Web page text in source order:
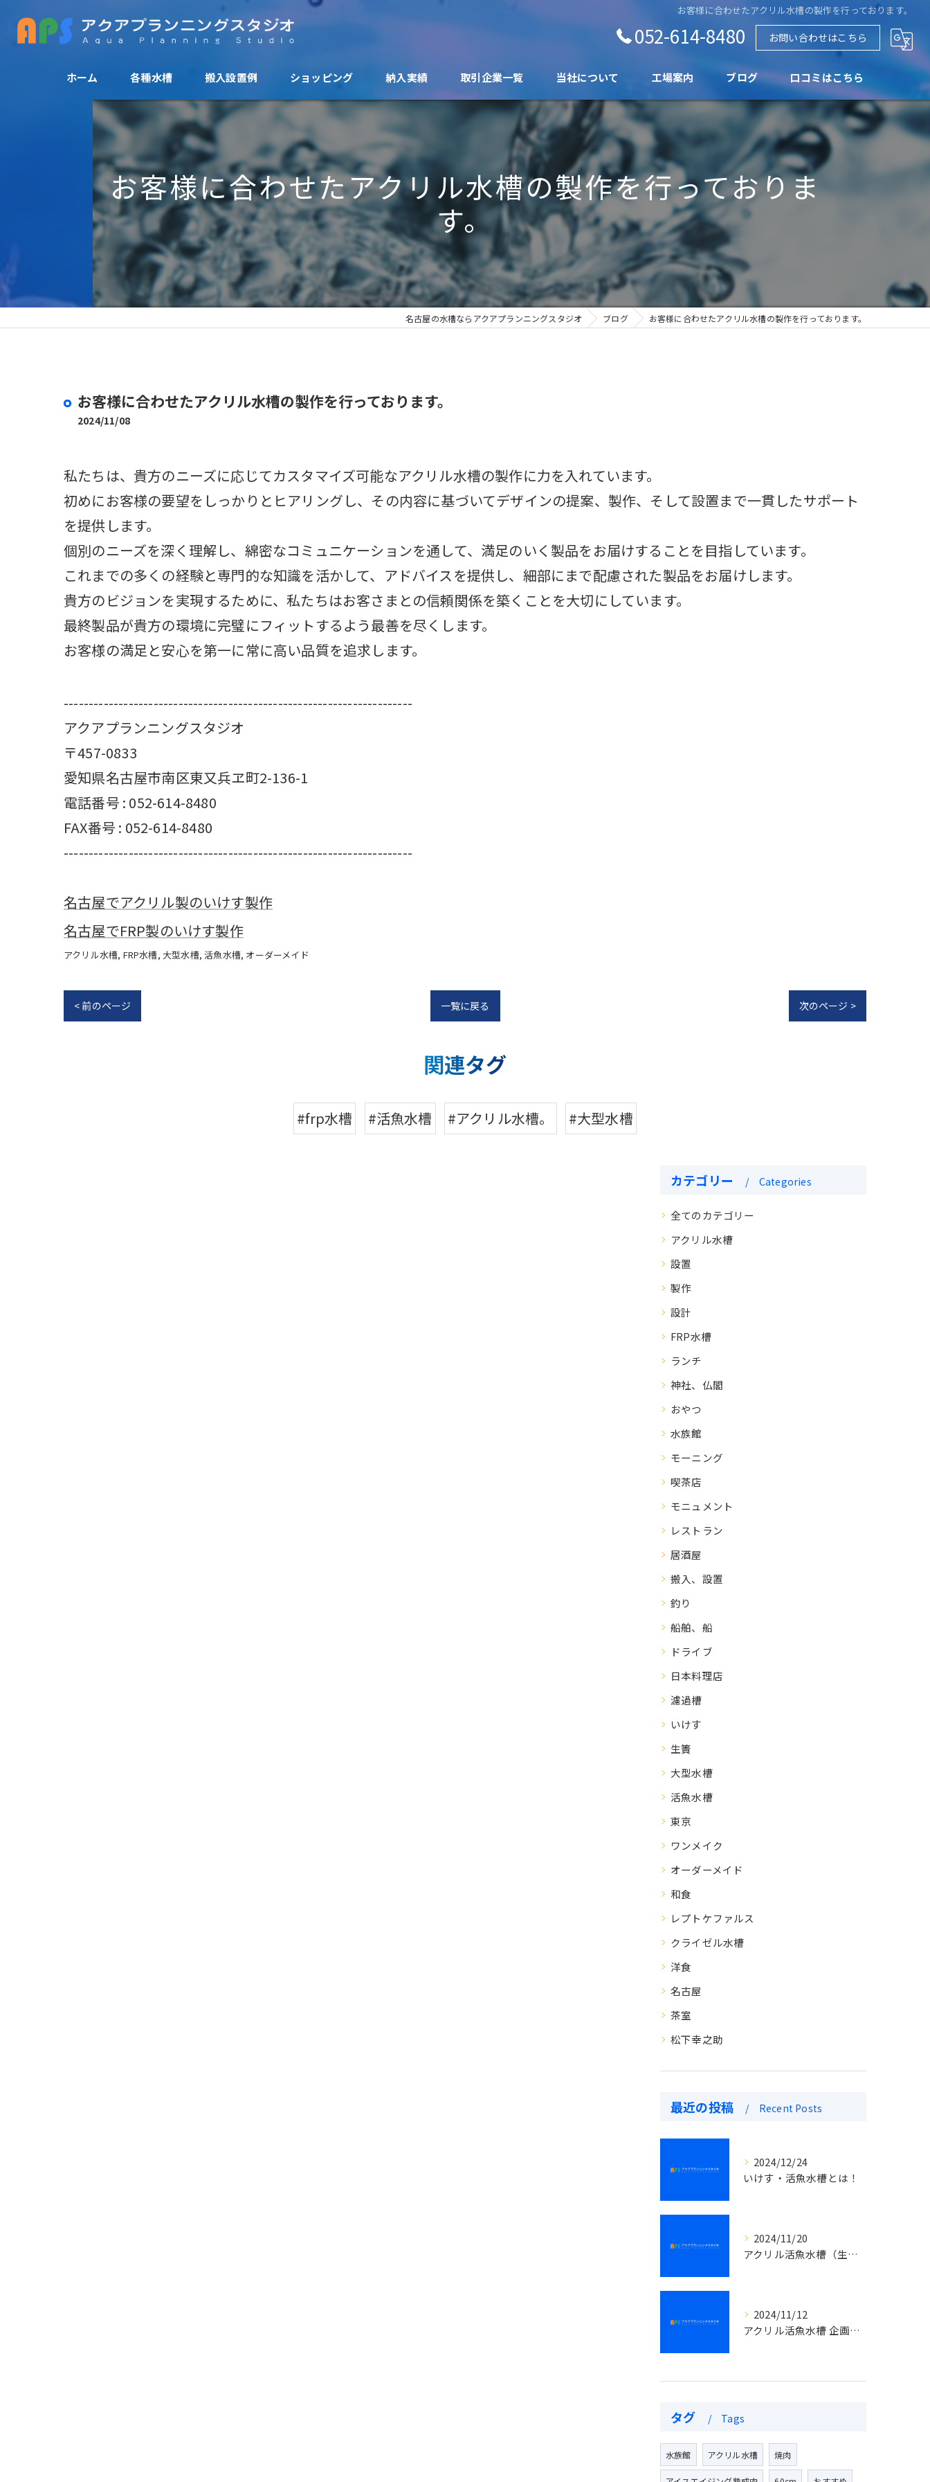
お客様に合わせたアクリル水槽の製作を行っております。
052-614-8480 お問い合わせはこちら
ホーム 各種水槽
アクリル水槽
活魚水槽
爬虫類ゲージ
大型水槽
FRP水槽
特殊水槽
搬入設置例 ショッピング 納入実績 取引企業一覧 当社について 工場案内 ブログ 口コミはこちら
お客様に合わせたアクリル水槽の製作を行っておりま
す。
名古屋の水槽ならアクアプランニングスタジオ ブログ お客様に合わせたアクリル水槽の製作を行っております。
お客様に合わせたアクリル水槽の製作を行っております。
2024/11/08
私たちは、貴方のニーズに応じてカスタマイズ可能なアクリル水槽の製作に力を入れています。
初めにお客様の要望をしっかりとヒアリングし、その内容に基づいてデザインの提案、製作、そして設置まで一貫したサポート
を提供します。
個別のニーズを深く理解し、綿密なコミュニケーションを通して、満足のいく製品をお届けすることを目指しています。
これまでの多くの経験と専門的な知識を活かして、アドバイスを提供し、細部にまで配慮された製品をお届けします。
貴方のビジョンを実現するために、私たちはお客さまとの信頼関係を築くことを大切にしています。
最終製品が貴方の環境に完璧にフィットするよう最善を尽くします。
お客様の満足と安心を第一に常に高い品質を追求します。
----------------------------------------------------------------------
アクアプランニングスタジオ
〒457-0833
愛知県名古屋市南区東又兵ヱ町2-136-1
電話番号 : 052-614-8480
FAX番号 : 052-614-8480
----------------------------------------------------------------------
名古屋でアクリル製のいけす製作
名古屋でFRP製のいけす製作
アクリル水槽 FRP水槽 大型水槽 活魚水槽 オーダーメイド
< 前のページ 一覧に戻る 次のページ >
関連タグ
#frp水槽 #活魚水槽 #アクリル水槽。 #大型水槽
カテゴリー Categories
全てのカテゴリー
アクリル水槽
設置
製作
設計
FRP水槽
ランチ
神社、仏閣
おやつ
水族館
モーニング
喫茶店
モニュメント
レストラン
居酒屋
搬入、設置
釣り
船舶、船
ドライブ
日本料理店
濾過槽
いけす
生簀
大型水槽
活魚水槽
東京
ワンメイク
オーダーメイド
和食
レプトケファルス
クライゼル水槽
洋食
名古屋
茶室
松下幸之助
最近の投稿 Recent Posts
2024/12/24
いけす・活魚水槽とは！
2024/11/20
アクリル活魚水槽（生簀）では常に飼育生体の数に変化がある事です。
2024/11/12
アクリル活魚水槽 企画、設計、製作、搬入、設置までの一貫作業
タグ Tags
水族館 アクリル水槽 焼肉